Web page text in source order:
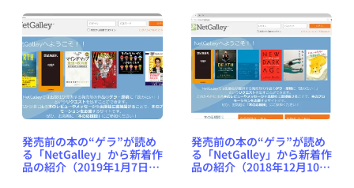
発売前の本の“ゲラ”が読め
る「NetGalley」から新着作
品の紹介（2019年1月7日
発売前の本の“ゲラ”が読め
る「NetGalley」から新着作
品の紹介（2018年12月10日